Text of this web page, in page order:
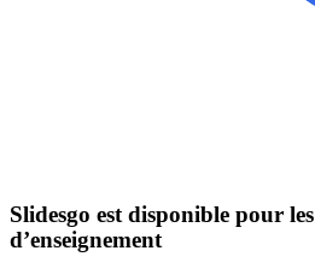
Slidesgo est disponible pour
d’enseignement